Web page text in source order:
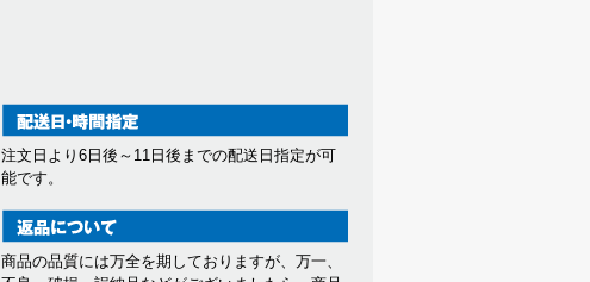
注文日より6日後～11日後までの配送日指定が可
能です。
商品の品質には万全を期しておりますが、万一、